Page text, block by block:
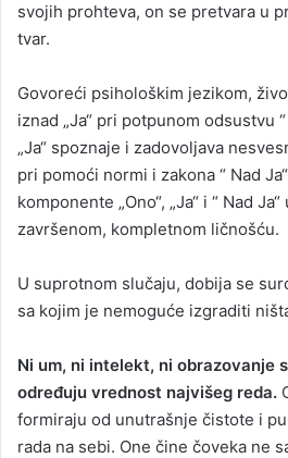
svojih prohteva, on se pretvara u
tvar.
​Govoreći psihološkim jezikom,
iznad „Ja“ pri potpunom odsustvu
„Ja“ spoznaje i zadovoljava
pri pomoći normi i zakona “ Nad
komponente „Ono“, „Ja“ i “ Nad
završenom, kompletnom ličnošću.
U suprotnom slučaju, dobija se
sa kojim je nemoguće izgraditi
​Ni um, ni intelekt, ni obrazovanje
određuju vrednost najvišeg reda.
formiraju od unutrašnje čistote i
rada na sebi. One čine čoveka ne